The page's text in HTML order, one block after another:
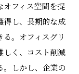
オフィス空間を提
得し、長期的な成
。オフィスグリ
しく、コスト削減
。しかし、企業の